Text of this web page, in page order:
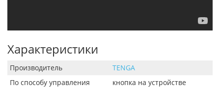
Характеристики
Производитель
TENGA
По способу управления
кнопка на устройстве